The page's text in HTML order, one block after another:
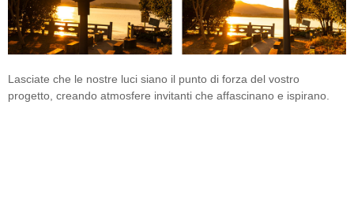
Lasciate che le nostre luci siano il punto di forza del vostro
progetto, creando atmosfere invitanti che affascinano e ispirano.